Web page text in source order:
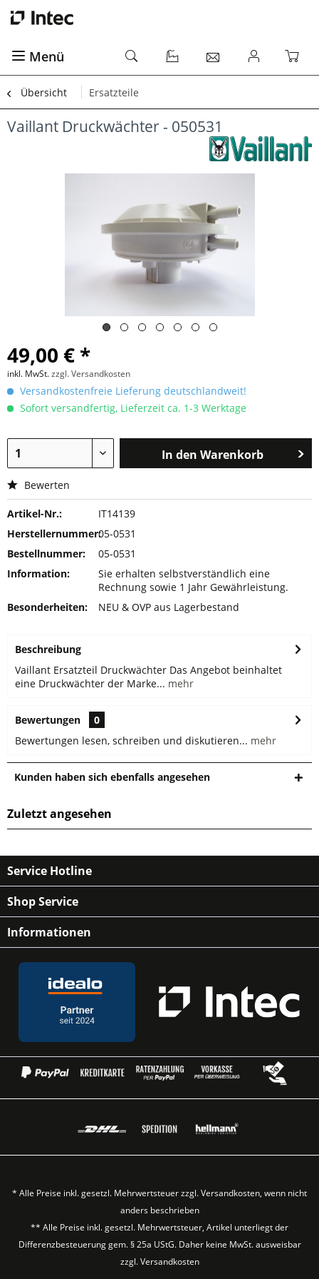
Menü
Übersicht Ersatzteile
Vaillant Druckwächter - 050531
49,00 € *
inkl. MwSt.zzgl. Versandkosten
Versandkostenfreie Lieferung deutschlandweit!
Sofort versandfertig, Lieferzeit ca. 1-3 Werktage
In den Warenkorb
Bewerten
Artikel-Nr.:
IT14139
Herstellernummer:05-0531
Bestellnummer:
05-0531
Information:
Sie erhalten selbstverständlich eine
Rechnung sowie 1 Jahr Gewährleistung.
Besonderheiten:
NEU & OVP aus Lagerbestand
Beschreibung
Vaillant Ersatzteil Druckwächter Das Angebot beinhaltet
eine Druckwächter der Marke... mehr
Bewertungen
0
Bewertungen lesen, schreiben und diskutieren... mehr
Kunden haben sich ebenfalls angesehen
Zuletzt angesehen
Service Hotline
Shop Service
Informationen
* Alle Preise inkl. gesetzl. Mehrwertsteuer zzgl.Versandkosten, wenn nicht
anders beschrieben
** Alle Preise inkl. gesetzl. Mehrwertsteuer, Artikel unterliegt der
Differenzbesteuerung gem. § 25a UStG. Daher keine MwSt. ausweisbar
zzgl.Versandkosten